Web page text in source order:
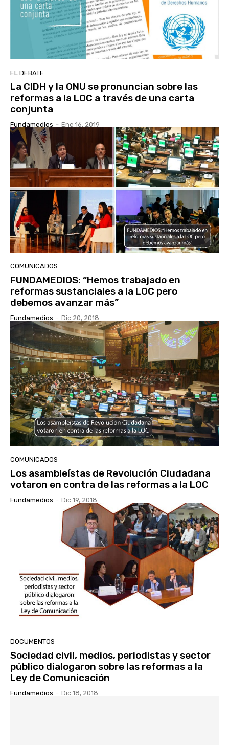
EL DEBATE
La CIDH y la ONU se pronuncian sobre las
reformas a la LOC a través de una carta
conjunta
Fundamedios - Ene 16, 2019
COMUNICADOS
FUNDAMEDIOS: “Hemos trabajado en
reformas sustanciales a la LOC pero
debemos avanzar más”
Fundamedios - Dic 20, 2018
COMUNICADOS
Los asambleístas de Revolución Ciudadana
votaron en contra de las reformas a la LOC
Fundamedios - Dic 19, 2018
DOCUMENTOS
Sociedad civil, medios, periodistas y sector
público dialogaron sobre las reformas a la
Ley de Comunicación
Fundamedios - Dic 18, 2018